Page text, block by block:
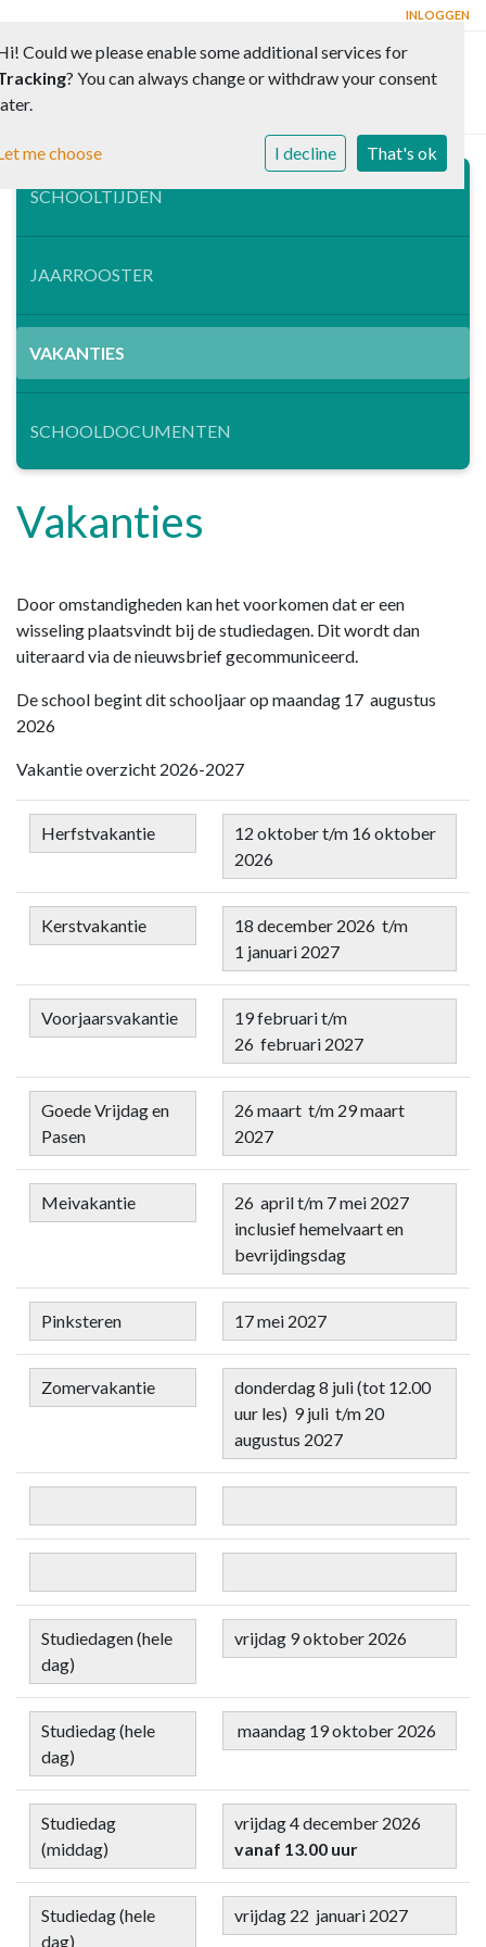
INLOGGEN
Toggle
SCHOOLTIJDEN
JAARROOSTER
VAKANTIES
SCHOOLDOCUMENTEN
Vakanties
Door omstandigheden kan het voorkomen dat er een
wisseling plaatsvindt bij de studiedagen. Dit wordt dan
uiteraard via de nieuwsbrief gecommuniceerd.
De school begint dit schooljaar op maandag 17 augustus
2026
Vakantie overzicht 2026-2027
Herfstvakantie
12 oktober t/m 16 oktober
2026
Kerstvakantie
18 december 2026 t/m
1 januari 2027
Voorjaarsvakantie 19 februarit/m
26 februari 2027
Goede Vrijdag en
Pasen
26 maart t/m 29 maart
2027
Meivakantie
26 april t/m 7 mei 2027
inclusief hemelvaart en
bevrijdingsdag
Pinksteren 17 mei 2027
Zomervakantie
donderdag 8 juli (tot 12.00
uur les) 9 juli t/m 20
augustus 2027
Studiedagen (hele
dag)
vrijdag 9 oktober 2026
Studiedag (hele
dag)
maandag 19 oktober 2026
Studiedag
(middag)
vrijdag 4 december 2026
vanaf 13.00 uur
Studiedag (hele
dag)
vrijdag 22 januari 2027
Could we please enable some additional services for
? You can always change or withdraw your consent
me choose I decline That's ok